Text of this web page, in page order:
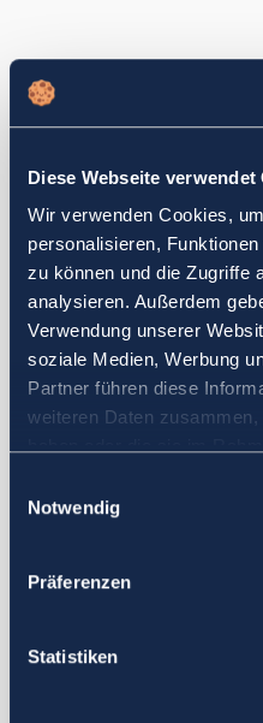
Diese Webseite verwendet
Wir verwenden Cookies,
personalisieren,
zu können und die Zugriffe
analysieren. Außerdem
Verwendung unserer
soziale Medien, Werbung
Partner führen diese
weiteren Daten
Notwendig
Präferenzen
Statistiken